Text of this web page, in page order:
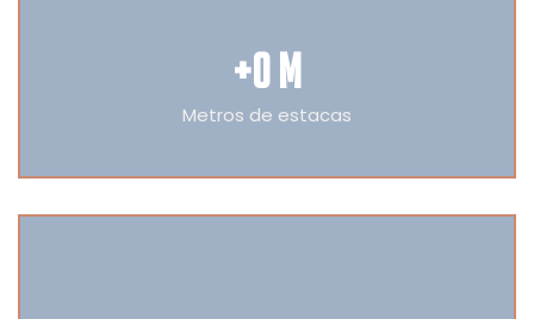
Metros de estacas
+0 M